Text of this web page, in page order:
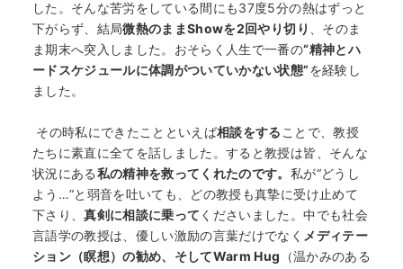
した。そんな苦労をしている間にも37度5分の熱はずっと
下がらず、結局微熱のままShowを2回やり切り
、そのま
ま期末へ突入しました。おそらく人生で一番の“精神とハ
ードスケジュールに体調がついていかない状態”を経験し
ました。
その時私にできたことといえば相談をする ことで、教授
たちに素直に全てを話しました。すると教授は皆、そんな
状況にある私の精神を救ってくれたのです。 私が“どうし
よう…“と弱音を吐いても、どの教授も真摯に受け止めて
下さり、真剣に相談に乗って くださいました。中でも社会
言語学の教授は、優しい激励の言葉だけでなく メディテー
ション（瞑想）の勧め、そしてWarm Hug （温かみのある